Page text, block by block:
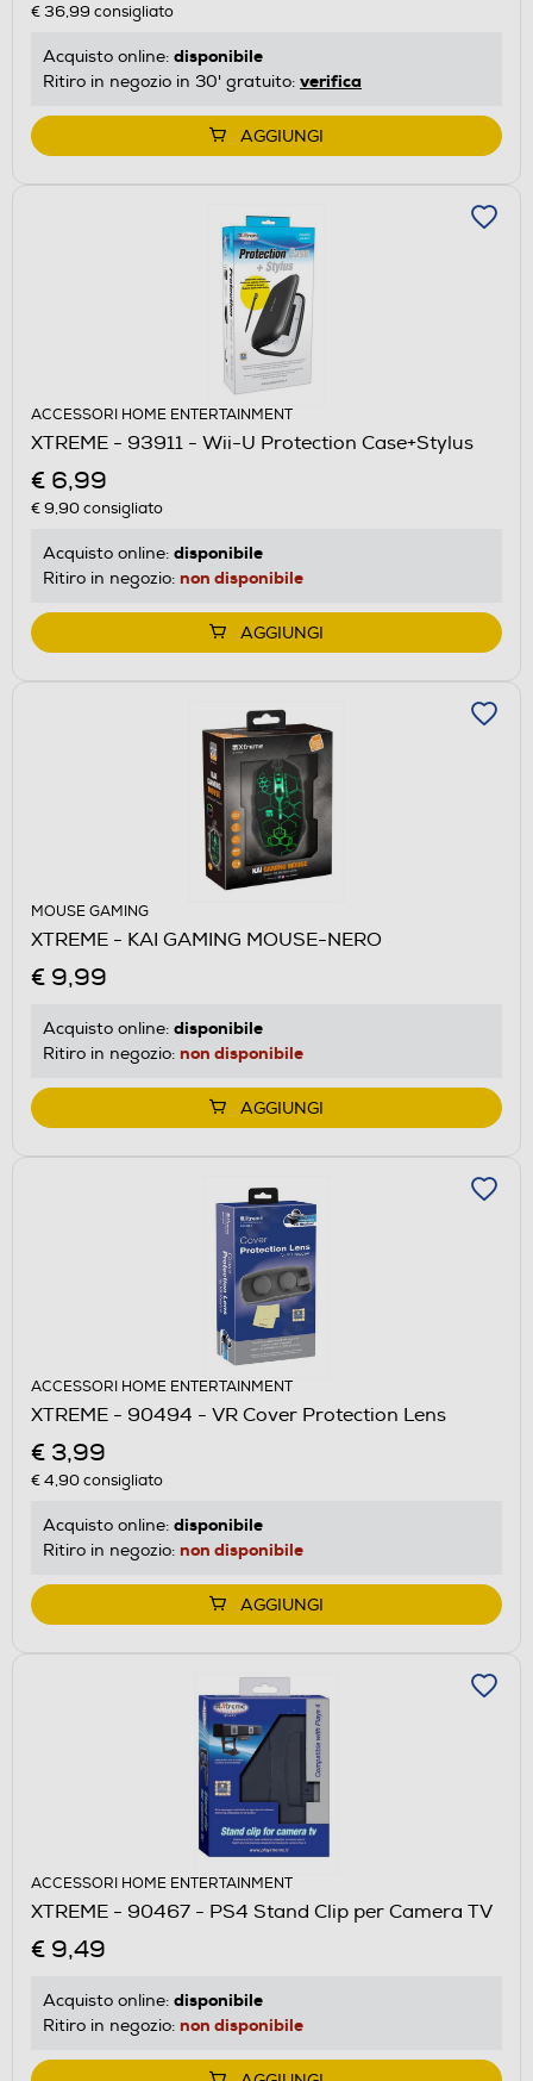
€ 36,99 consigliato
Acquisto online: disponibile
Ritiro in negozio in 30' gratuito: verifica
AGGIUNGI
ACCESSORI HOME ENTERTAINMENT
XTREME - 93911 - Wii-U Protection Case+Stylus
€ 6,99
€ 9,90consigliato
Acquisto online: disponibile
Ritiro in negozio: non disponibile
AGGIUNGI
MOUSE GAMING
XTREME - KAI GAMING MOUSE-NERO
€ 9,99
Acquisto online: disponibile
Ritiro in negozio: non disponibile
AGGIUNGI
ACCESSORI HOME ENTERTAINMENT
XTREME - 90494 - VR Cover Protection Lens
€ 3,99
€ 4,90consigliato
Acquisto online: disponibile
Ritiro in negozio: non disponibile
AGGIUNGI
ACCESSORI HOME ENTERTAINMENT
XTREME - 90467 - PS4 Stand Clip per Camera TV
€ 9,49
Acquisto online: disponibile
Ritiro in negozio: non disponibile